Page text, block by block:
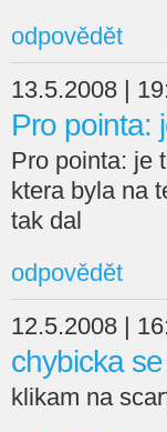
odpovědět
13.5.2008 |
Pro pointa:
Pro pointa: je
ktera byla na
tak dal
odpovědět
12.5.2008 |
chybicka
klikam na